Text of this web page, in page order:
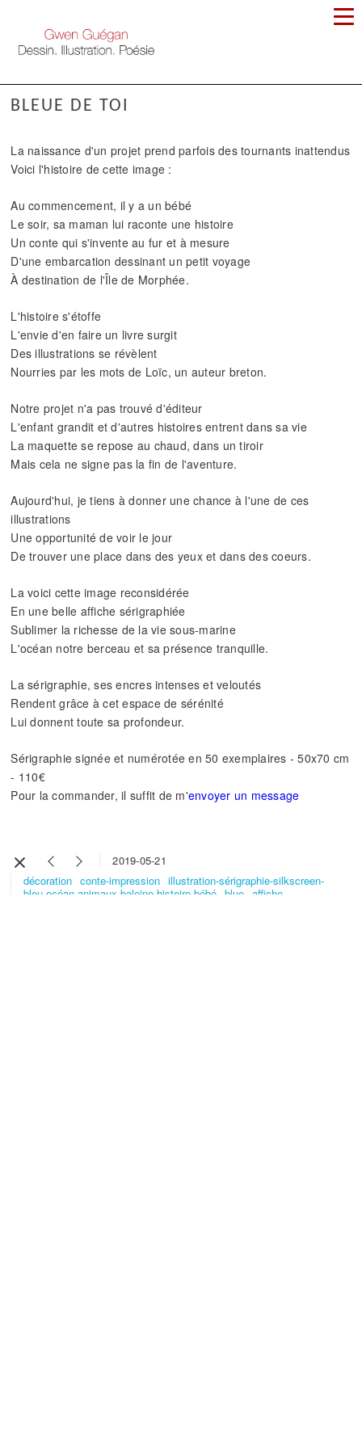
BLEUE DE TOI
La naissance d'un projet prend parfois des tournants inattendus
Voici l'histoire de cette image :
Au commencement, il y a un bébé
Le soir, sa maman lui raconte une histoire
Un conte qui s'invente au fur et à mesure
D'une embarcation dessinant un petit voyage
À destination de l'Île de Morphée.
L'histoire s'étoffe
L'envie d'en faire un livre surgit
Des illustrations se révèlent
Nourries par les mots de Loïc, un auteur breton.
Notre projet n'a pas trouvé d'éditeur
L'enfant grandit et d'autres histoires entrent dans sa vie
La maquette se repose au chaud, dans un tiroir
Mais cela ne signe pas la fin de l'aventure.
Aujourd'hui, je tiens à donner une chance à l'une de ces
illustrations
Une opportunité de voir le jour
De trouver une place dans des yeux et dans des coeurs.
La voici cette image reconsidérée
En une belle affiche sérigraphiée
Sublimer la richesse de la vie sous-marine
L'océan notre berceau et sa présence tranquille.
La sérigraphie, ses encres intenses et veloutés
Rendent grâce à cet espace de sérénité
Lui donnent toute sa profondeur.
Sérigraphie signée et numérotée en 50 exemplaires - 50x70 cm
- 110€
Pour la commander, il suffit de m'envoyer un message
2019-05-21
décoration conte-impression illustration-sérigraphie-silkscreen-
bleu-océan-animaux-baleine-histoire-bébé blue affiche